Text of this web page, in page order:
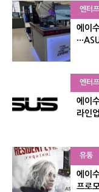
엔터
에이
엔터
에이
라인
유통
에이
프로